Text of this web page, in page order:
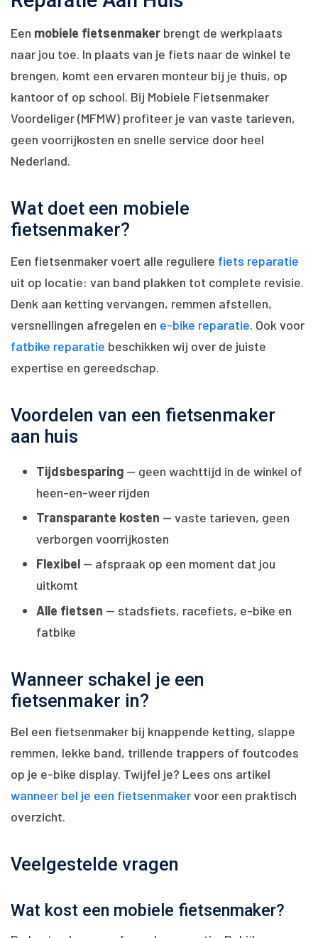
Een mobiele fietsenmaker brengt de werkplaats
naar jou toe. In plaats van je fiets naar de winkel te
brengen, komt een ervaren monteur bij je thuis, op
kantoor of op school. Bij Mobiele Fietsenmaker
Voordeliger (MFMW) profiteer je van vaste tarieven,
geen voorrijkosten en snelle service door heel
Nederland.
Wat doet een mobiele
fietsenmaker?
Een fietsenmaker voert alle reguliere fiets reparatie
uit op locatie: van band plakken tot complete revisie.
Denk aan ketting vervangen, remmen afstellen,
versnellingen afregelen en e-bike reparatie. Ook voor
fatbike reparatie beschikken wij over de juiste
expertise en gereedschap.
Voordelen van een fietsenmaker
aan huis
Tijdsbesparing — geen wachttijd in de winkel of
heen-en-weer rijden
Transparante kosten — vaste tarieven, geen
verborgen voorrijkosten
Flexibel — afspraak op een moment dat jou
uitkomt
Alle fietsen — stadsfiets, racefiets, e-bike en
fatbike
Wanneer schakel je een
fietsenmaker in?
Bel een fietsenmaker bij knappende ketting, slappe
remmen, lekke band, trillende trappers of foutcodes
op je e-bike display. Twijfel je? Lees ons artikel
wanneer bel je een fietsenmakervoor een praktisch
overzicht.
Veelgestelde vragen
Wat kost een mobiele fietsenmaker?